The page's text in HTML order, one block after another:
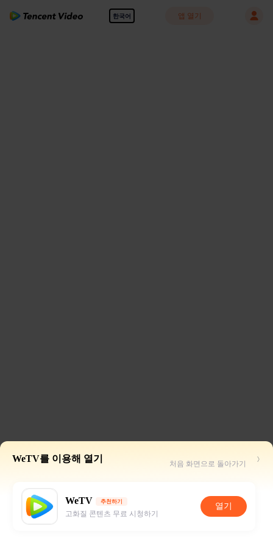
한국어 앱 열기
WeTV를 이용해 열기 처음 화면으로 돌아가기
WeTV 추천하기
고화질 콘텐츠 무료 시청하기
열기